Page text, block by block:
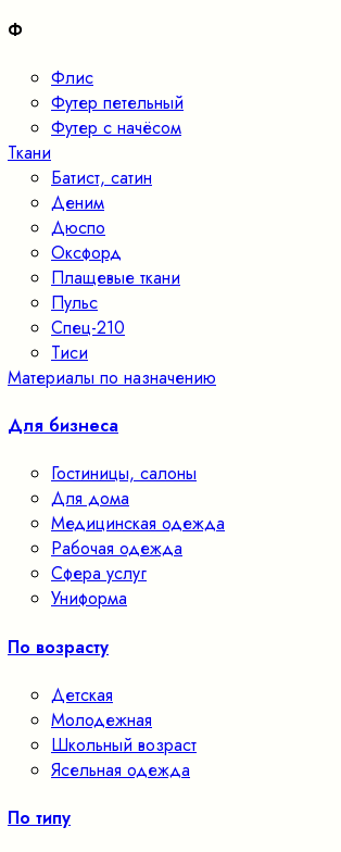
Ф
Флис
Футер петельный
Футер с начёсом
Ткани
Батист, сатин
Деним
Дюспо
Оксфорд
Плащевые ткани
Пульс
Спец-210
Тиси
Материалы по назначению
Для бизнеса
Гостиницы, салоны
Для дома
Медицинская одежда
Рабочая одежда
Сфера услуг
Униформа
По возрасту
Детская
Молодежная
Школьный возраст
Ясельная одежда
По типу